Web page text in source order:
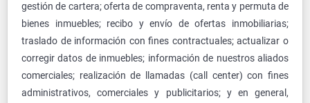
gestión de cartera; oferta de compraventa, renta y permuta de
bienes inmuebles; recibo y envío de ofertas inmobiliarias;
traslado de información con fines contractuales; actualizar o
corregir datos de inmuebles; información de nuestros aliados
comerciales; realización de llamadas (call center) con fines
administrativos, comerciales y publicitarios; y en general,